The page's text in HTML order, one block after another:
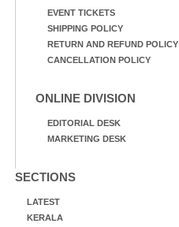
EVENT TICKETS
SHIPPING POLICY
RETURN AND REFUND POLICY
CANCELLATION POLICY
ONLINE DIVISION
EDITORIAL DESK
MARKETING DESK
SECTIONS
LATEST
KERALA